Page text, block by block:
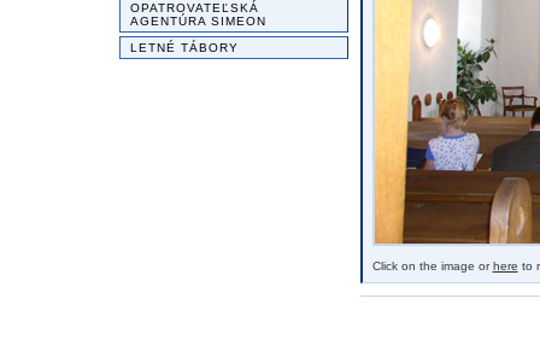
OPATROVATEĽSKÁ
AGENTÚRA SIMEON
LETNÉ TÁBORY
Click on the image orhere to